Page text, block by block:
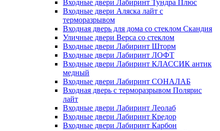
Входные двери Лабиринт Тундра Плюс
Входные двери Аляска лайт с
терморазрывом
Входная дверь для дома со стеклом Скандия
Уличные двери Верса со стеклом
Входные двери Лабиринт Шторм
Входные двери Лабиринт ЛОФТ
Входные двери Лабиринт КЛАССИК антик
медный
Входные двери Лабиринт СОНАЛАБ
Входная дверь с терморазрывом Полярис
лайт
Входные двери Лабиринт Леолаб
Входные двери Лабиринт Кредор
Входные двери Лабиринт Карбон